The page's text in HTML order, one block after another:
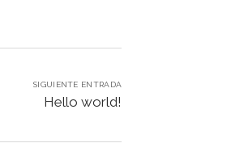
SIGUIENTE ENTRADA
Hello world!